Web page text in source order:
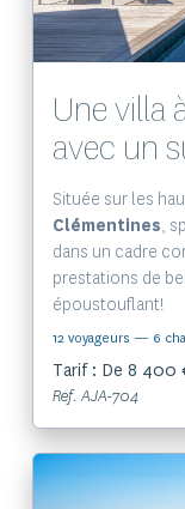
Une villa
avec un
Située sur les
Clémentines,
dans un cadre
prestations de
époustouflant!
12 voyageurs — 6
Tarif : De 8 400
Ref. AJA-704